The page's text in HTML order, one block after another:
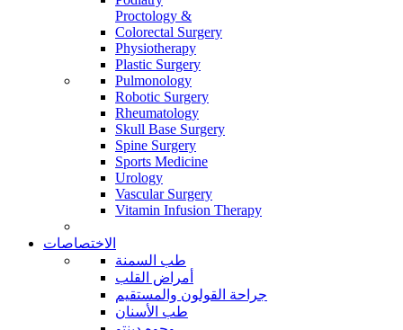
Proctology &
Colorectal Surgery
Physiotherapy
Plastic Surgery
Pulmonology
Robotic Surgery
Rheumatology
Skull Base Surgery
Spine Surgery
Sports Medicine
Urology
Vascular Surgery
Vitamin Infusion Therapy
الاختصاصات
طب السمنة
أمراض القلب
جراحة القولون والمستقيم
طب الأسنان